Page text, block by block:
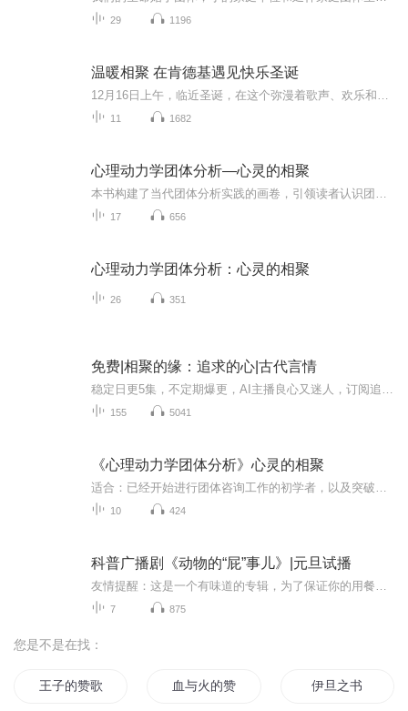
29 1196
温暖相聚 在肯德基遇见快乐圣诞
11 1682
心理动力学团体分析—心灵的相聚
17 656
心理动力学团体分析：心灵的相聚
26 351
免费|相聚的缘：追求的心|古代言情
155 5041
《心理动力学团体分析》心灵的相聚
10 424
科普广播剧《动物的“屁”事儿》|元旦试播
7 875
您是不是在找：
王子的赞歌 血与火的赞歌 伊旦之书